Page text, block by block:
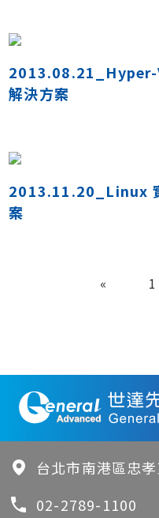
2013.08.21_Hyper-
解決方案
2013.11.20_Linux
案
« 1
台北市南港區忠
02-2789-1100